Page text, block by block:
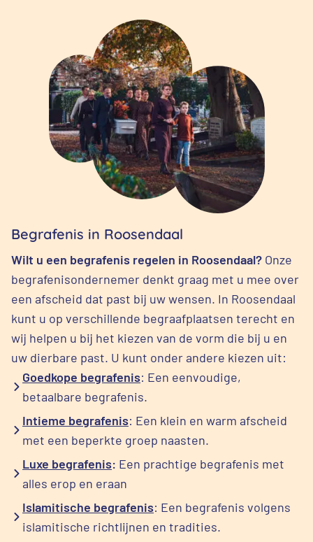
Begrafenis in Roosendaal
Wilt u een begrafenis regelen in Roosendaal? Onze
begrafenisondernemer denkt graag met u mee over
een afscheid dat past bij uw wensen. In Roosendaal
kunt u op verschillende begraafplaatsen terecht en
wij helpen u bij het kiezen van de vorm die bij u en
uw dierbare past. U kunt onder andere kiezen uit:
Goedkope begrafenis: Een eenvoudige,
betaalbare begrafenis.
Intieme begrafenis: Een klein en warm afscheid
met een beperkte groep naasten.
Luxe begrafenis: Een prachtige begrafenis met
alles erop en eraan
Islamitische begrafenis: Een begrafenis volgens
islamitische richtlijnen en tradities.